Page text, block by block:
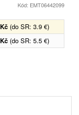
Kód: EMT06442099
(do SR: 3.9 €)
(do SR: 5.5 €)